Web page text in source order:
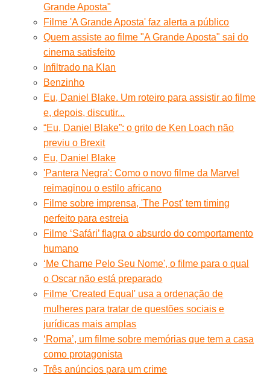
Grande Aposta"
Filme 'A Grande Aposta' faz alerta a público
Quem assiste ao filme "A Grande Aposta" sai do
cinema satisfeito
Infiltrado na Klan
Benzinho
Eu, Daniel Blake. Um roteiro para assistir ao filme
e, depois, discutir...
“Eu, Daniel Blake”: o grito de Ken Loach não
previu o Brexit
Eu, Daniel Blake
'Pantera Negra': Como o novo filme da Marvel
reimaginou o estilo africano
Filme sobre imprensa, 'The Post' tem timing
perfeito para estreia
Filme ‘Safári’ flagra o absurdo do comportamento
humano
‘Me Chame Pelo Seu Nome', o filme para o qual
o Oscar não está preparado
Filme 'Created Equal' usa a ordenação de
mulheres para tratar de questões sociais e
jurídicas mais amplas
‘Roma’, um filme sobre memórias que tem a casa
como protagonista
Três anúncios para um crime